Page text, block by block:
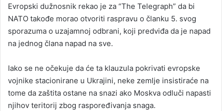
Evropski dužnosnik rekao je za “The Telegraph” da bi
NATO takođe morao otvoriti raspravu o članku 5. svog
sporazuma o uzajamnoj odbrani, koji predviđa da je napad
na jednog člana napad na sve.
Iako se ne očekuje da će ta klauzula pokrivati evropske
vojnike stacionirane u Ukrajini, neke zemlje insistiraće na
tome da zaštita ostane na snazi ako Moskva odluči napasti
njihov teritorij zbog raspoređivanja snaga.